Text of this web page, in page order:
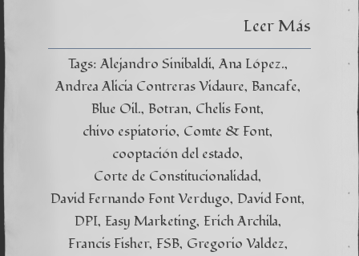
Leer Más
Tags: Alejandro Sinibaldi Ana López.
Andrea Alicia Contreras Vidaure Bancafe
Blue Oil. Botran Chelis Font
chivo espiatorio Comte & Font
cooptación del estado
Corte de Constitucionalidad
David Fernando Font Verdugo David Font
DPI Easy Marketing Erich Archila
Francis Fisher FSB Gregorio Valdez